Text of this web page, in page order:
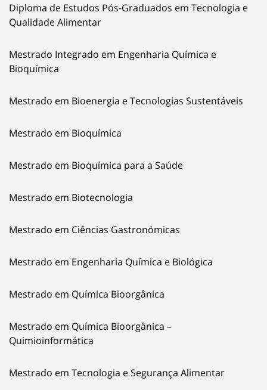
Diploma de Estudos Pós-Graduados em Tecnologia e
Qualidade Alimentar
Mestrado Integrado em Engenharia Química e
Bioquímica
Mestrado em Bioenergia e Tecnologias Sustentáveis
Mestrado em Bioquímica
Mestrado em Bioquímica para a Saúde
Mestrado em Biotecnologia
Mestrado em Ciências Gastronómicas
Mestrado em Engenharia Química e Biológica
Mestrado em Química Bioorgânica
Mestrado em Química Bioorgânica –
Quimioinformática
Mestrado em Tecnologia e Segurança Alimentar